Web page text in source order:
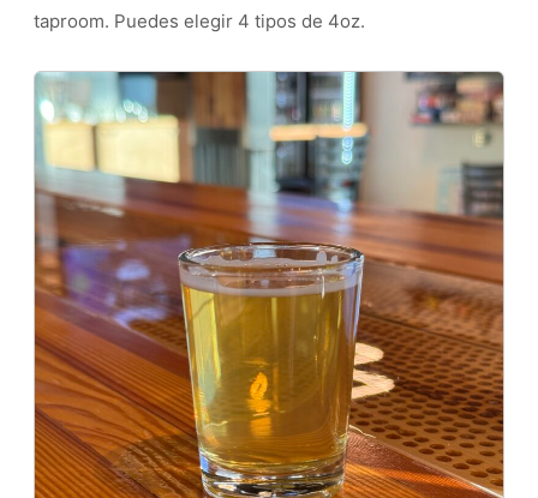
taproom. Puedes elegir 4 tipos de 4oz.